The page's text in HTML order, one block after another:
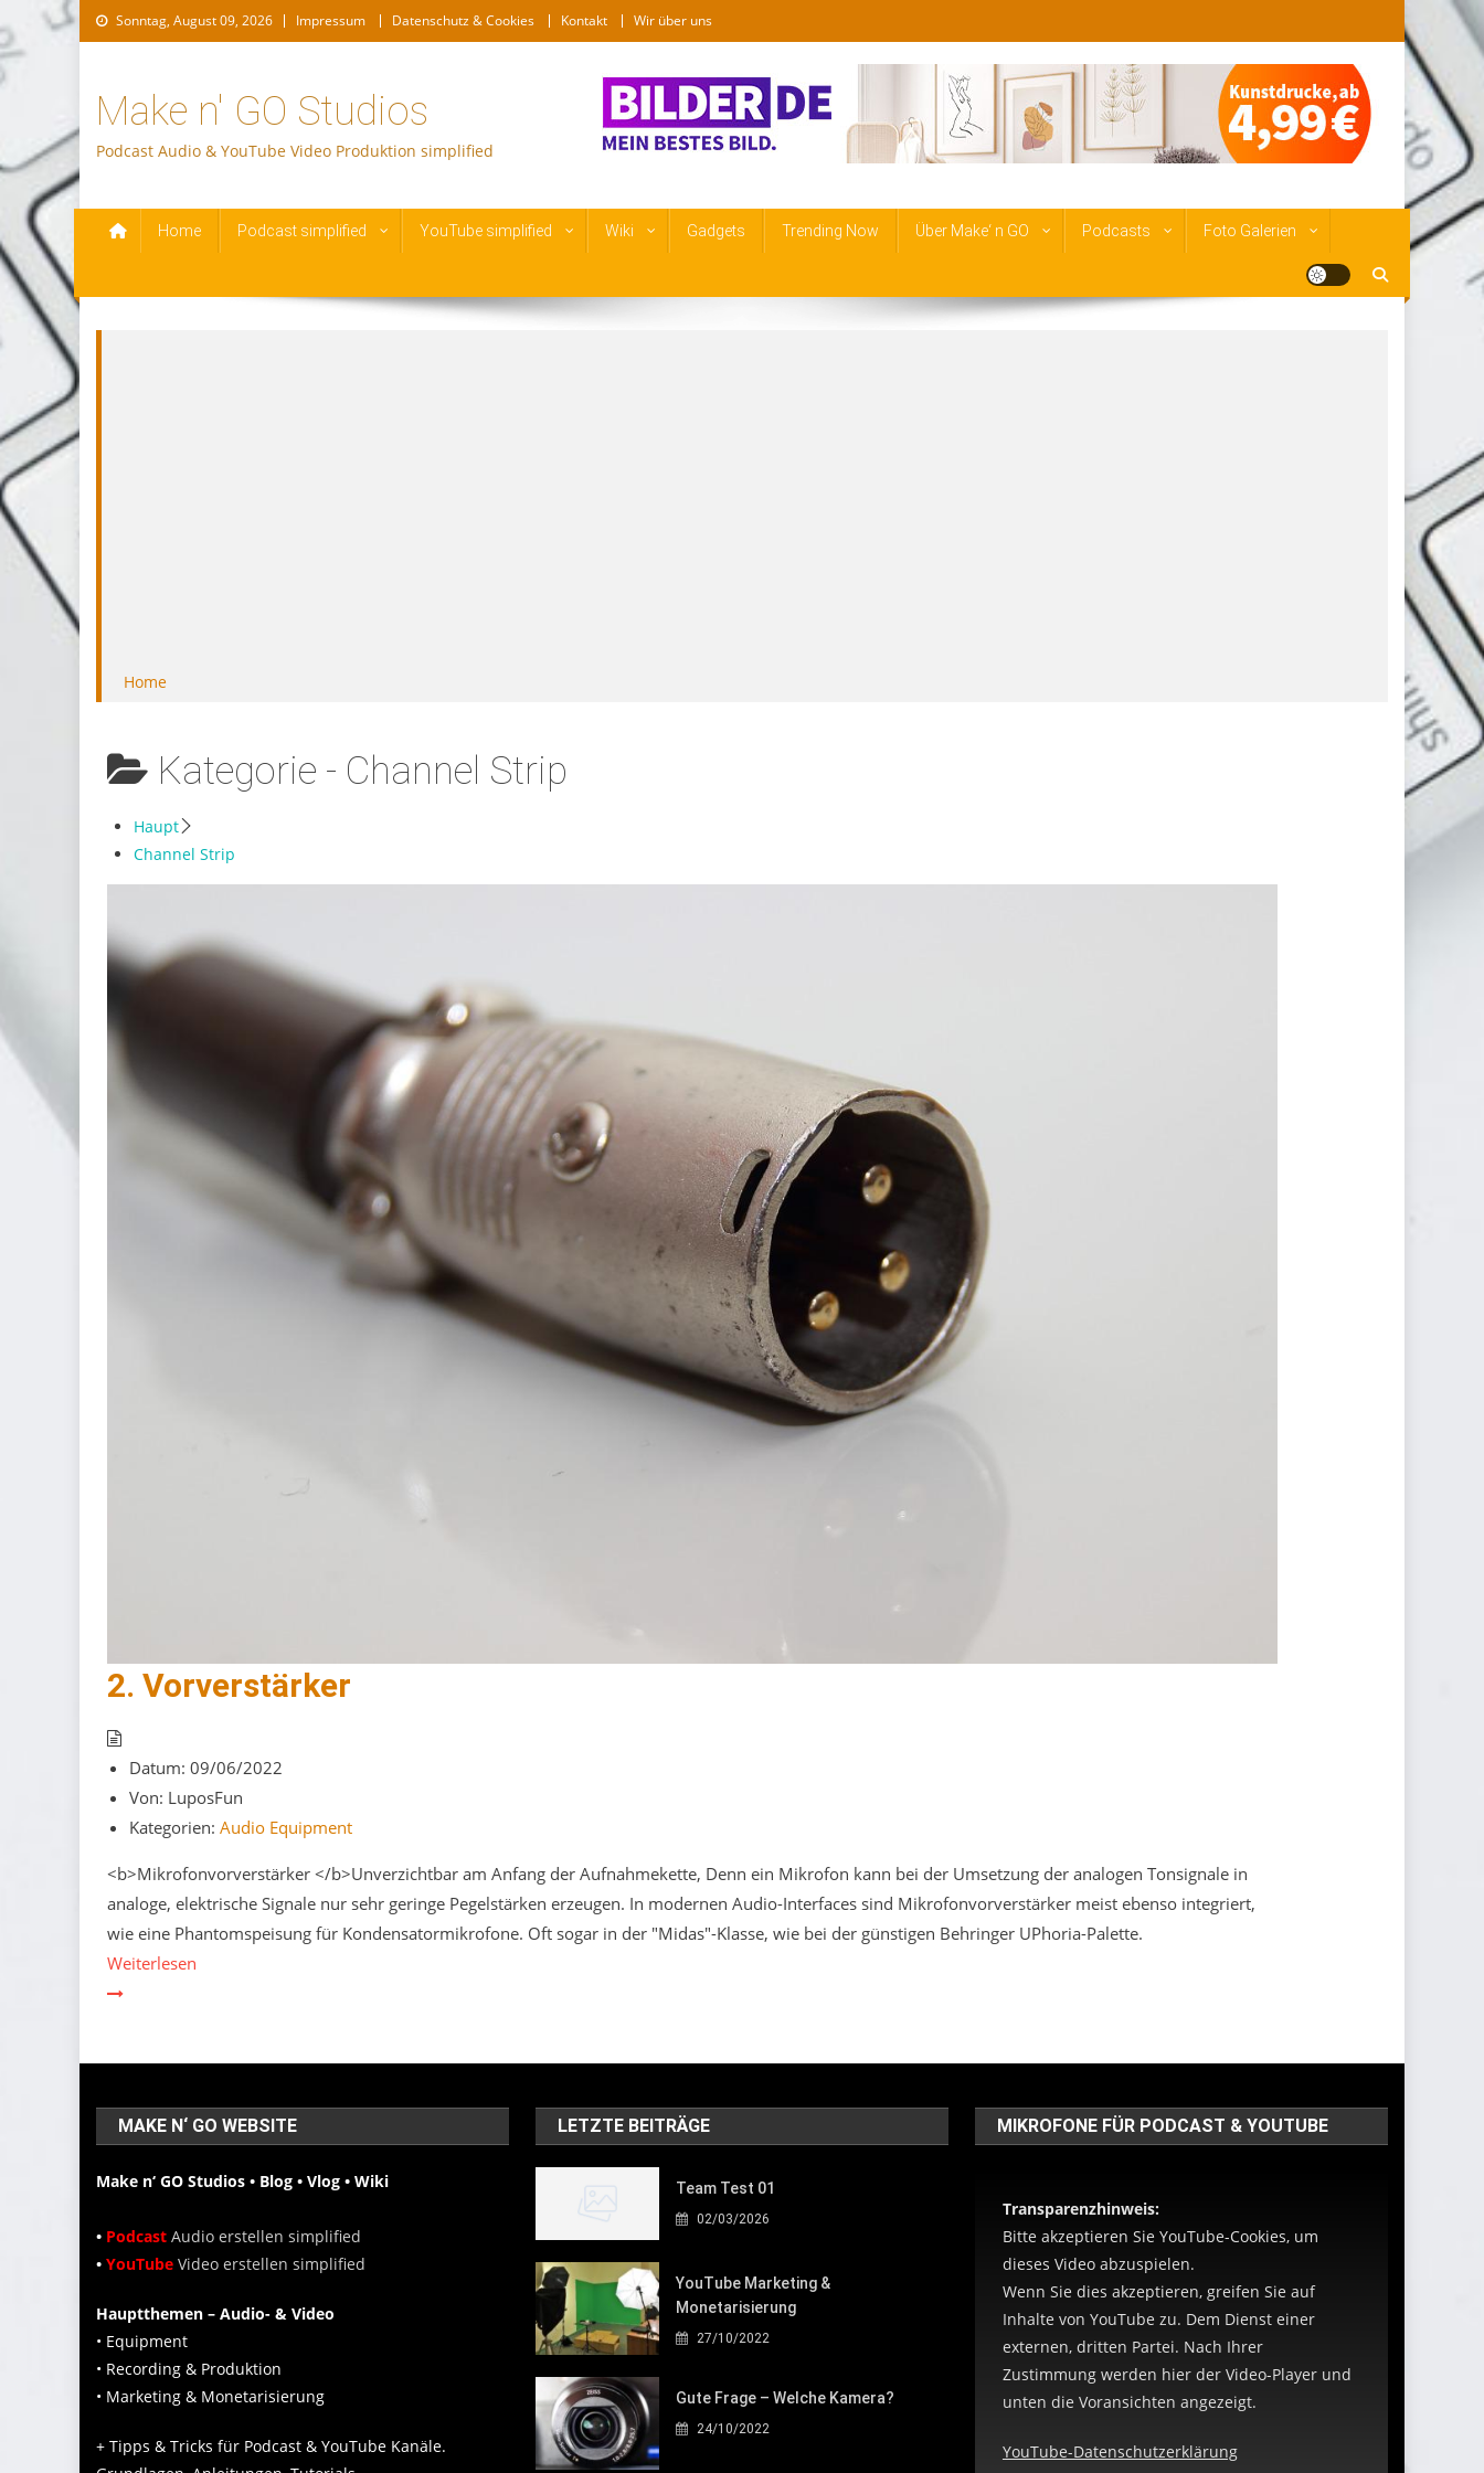
Skip
to
Sonntag, August 09, 2026 Impressum Datenschutz & Cookies Kontakt Wir über uns
Make n' GO Studios
Podcast Audio & YouTube Video Produktion simplified
Home Podcast simplified YouTube simplified Wiki Gadgets Trending Now Über Make‘ n GO Podcasts Foto Galerien
Home
Kategorie - Channel Strip
Haupt
Channel Strip
2. Vorverstärker
Datum: 09/06/2022
Von: LuposFun
Kategorien: Audio Equipment
<b>Mikrofonvorverstärker </b>Unverzichtbar am Anfang der Aufnahmekette, Denn ein Mikrofon kann bei der Umsetzung der analogen Tonsignale in
analoge, elektrische Signale nur sehr geringe Pegelstärken erzeugen. In modernen Audio-Interfaces sind Mikrofonvorverstärker meist ebenso integriert,
wie eine Phantomspeisung für Kondensatormikrofone. Oft sogar in der "Midas"-Klasse, wie bei der günstigen Behringer UPhoria-Palette.
Weiterlesen
MAKE N‘ GO WEBSITE
Make n‘ GO Studios • Blog • Vlog • Wiki
• PodcastAudio erstellen simplified
•YouTubeVideo erstellen simplified
Hauptthemen – Audio- & Video
• Equipment
• Recording & Produktion
• Marketing & Monetarisierung
+ Tipps & Tricks für Podcast & YouTube Kanäle.
LETZTE BEITRÄGE
Team Test 01
02/03/2026
YouTube Marketing &
Monetarisierung
27/10/2022
Gute Frage – Welche Kamera?
24/10/2022
MIKROFONE FÜR PODCAST & YOUTUBE
Transparenzhinweis:
Bitte akzeptieren Sie YouTube-Cookies, um
dieses Video abzuspielen.
Wenn Sie dies akzeptieren, greifen Sie auf
Inhalte von YouTube zu. Dem Dienst einer
externen, dritten Partei. Nach Ihrer
Zustimmung werden hier der Video-Player und
unten die Voransichten angezeigt.
YouTube-Datenschutzerklärung